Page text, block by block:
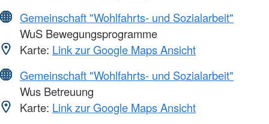
Gemeinschaft "Wohlfahrts- und Sozialarbeit"
WuS Bewegungsprogramme
Karte: Link zur Google Maps Ansicht
Gemeinschaft "Wohlfahrts- und Sozialarbeit"
Wus Betreuung
Karte: Link zur Google Maps Ansicht